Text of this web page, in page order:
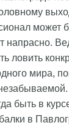
может
напрасно.
ловить
мира,
быть в
в